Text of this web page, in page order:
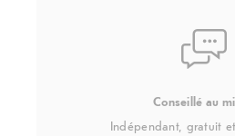
Conseillé au
Indépendant, gratuit